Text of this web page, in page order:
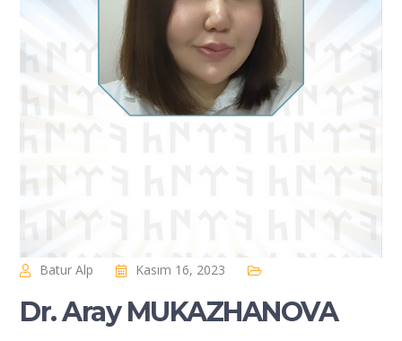
Batur Alp Kasım 16, 2023
Dr. Aray MUKAZHANOVA